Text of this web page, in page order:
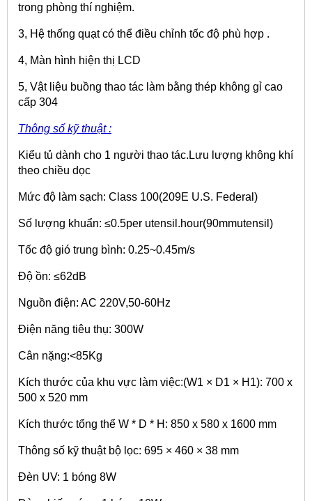
trong phòng thí nghiệm.
3, Hệ thống quạt có thể điều chỉnh tốc độ phù hợp .
4, Màn hình hiện thị LCD
5, Vật liệu buồng thao tác làm bằng thép không gỉ cao
cấp 304
Thông số kỹ thuật :
Kiểu tủ dành cho 1 người thao tác.Lưu lượng không khí
theo chiều dọc
Mức độ làm sạch: Class 100(209E U.S. Federal)
Số lượng khuẩn: ≤0.5per utensil.hour(90mmutensil)
Tốc độ gió trung bình: 0.25~0.45m/s
Độ ồn: ≤62dB
Nguồn điện: AC 220V,50-60Hz
Điện năng tiêu thụ: 300W
Cân nặng:<85Kg
Kích thước của khu vực làm việc:(W1 × D1 × H1): 700 x
500 x 520 mm
Kích thước tổng thể W * D * H: 850 x 580 x 1600 mm
Thông số kỹ thuật bộ lọc: 695 × 460 × 38 mm
Đèn UV: 1 bóng 8W